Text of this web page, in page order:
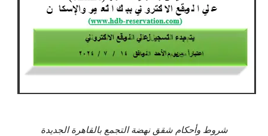
شروط وأحكام شقق نهضة التجمع بالقاهرة الجديدة